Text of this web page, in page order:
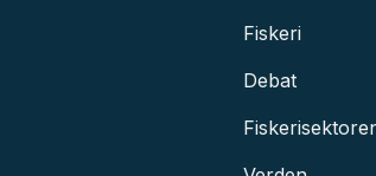
Fiskeri
Debat